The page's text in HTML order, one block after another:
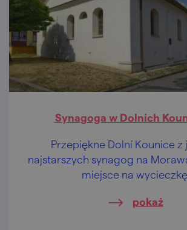
Synagoga w Dolních
Przepiękne Dolní Kounice z
najstarszych synagog na
miejsce na
pokaż